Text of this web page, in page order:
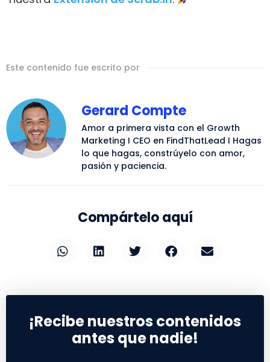
Este contenido fue escrito por
Gerard Compte
Amor a primera vista con el Growth
Marketing I CEO en FindThatLead I Hagas
lo que hagas, constrúyelo con amor,
pasión y paciencia.
Compártelo aquí
¡Recibe nuestros contenidos
antes que nadie!